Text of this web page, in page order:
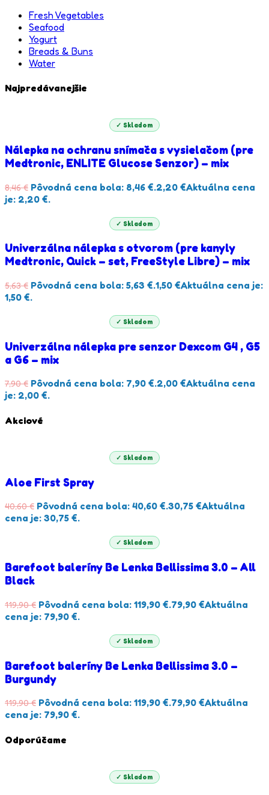
Fresh Vegetables
Seafood
Yogurt
Breads & Buns
Water
Najpredávanejšie
✓ Skladom
Nálepka na ochranu snímača s vysielačom (pre
Medtronic, ENLITE Glucose Senzor) – mix
8,46€ Pôvodná cena bola: 8,46 €.2,20 €Aktuálna cena
je: 2,20 €.
✓ Skladom
Univerzálna nálepka s otvorom (pre kanyly
Medtronic, Quick – set, FreeStyle Libre) – mix
5,63€ Pôvodná cena bola: 5,63 €.1,50 €Aktuálna cena je:
1,50 €.
✓ Skladom
Univerzálna nálepka pre senzor Dexcom G4 , G5
a G6 – mix
7,90€ Pôvodná cena bola: 7,90 €.2,00 €Aktuálna cena
je: 2,00 €.
Akciové
✓ Skladom
Aloe First Spray
40,60€ Pôvodná cena bola: 40,60 €.30,75 €Aktuálna
cena je: 30,75 €.
✓ Skladom
Barefoot baleríny Be Lenka Bellissima 3.0 – All
Black
119,90€ Pôvodná cena bola: 119,90 €.79,90 €Aktuálna
cena je: 79,90 €.
✓ Skladom
Barefoot baleríny Be Lenka Bellissima 3.0 –
Burgundy
119,90€ Pôvodná cena bola: 119,90 €.79,90 €Aktuálna
cena je: 79,90 €.
Odporúčame
✓ Skladom